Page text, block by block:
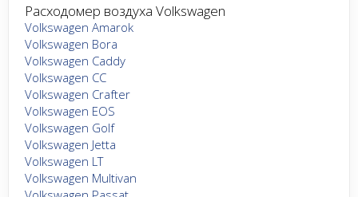
Расходомер воздуха Volkswagen
Volkswagen Amarok
Volkswagen Bora
Volkswagen Caddy
Volkswagen CC
Volkswagen Crafter
Volkswagen EOS
Volkswagen Golf
Volkswagen Jetta
Volkswagen LT
Volkswagen Multivan